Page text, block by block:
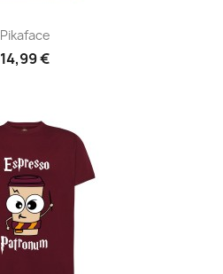
Pikaface
14,99 €